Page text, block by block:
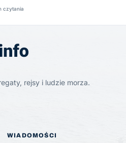
czytania
rejsy i ludzie morza.
WIADOMOŚCI